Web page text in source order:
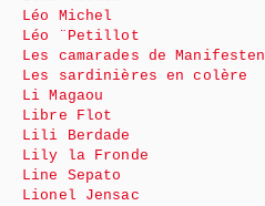
Léo Michel
Léo ¨Petillot
Les camarades de Manifesten
Les sardinières en colère
Li Magaou
Libre Flot
Lili Berdade
Lily la Fronde
Line Sepato
Lionel Jensac